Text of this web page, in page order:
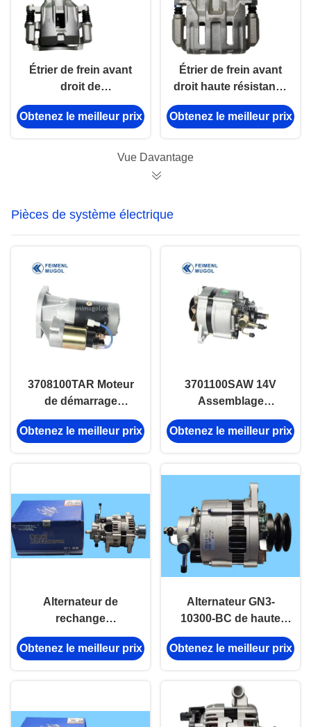
Étrier de frein avant
droit de
remplacement OEM
41000-57G08
Nissan D21 à piston
Obtenez le meilleur prix
Étrier de frein avant
droit haute résistance
3501200XKZ16A pour
Great Wall H6,
Corrosion et longue
Obtenez le meilleur prix
Vue Davantage
Pièces de système électrique
3708100TAR Moteur
de démarrage
automatique 2,8 kW
Pour pièces
Obtenez le meilleur prix
3701100SAW 14V
Assemblage
d'alternateur de
pièces automobiles
Obtenez le meilleur prix
Alternateur de
rechange
professionnel EP1-
10300-AB pour
Obtenez le meilleur prix
Alternateur GN3-
10300-BC de haute
qualité pour JMC
N720, conçu pour une
efficacité électrique
maximales
Obtenez le meilleur prix